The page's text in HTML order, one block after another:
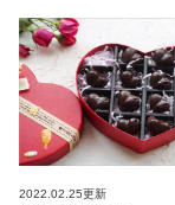
2022.02.25更新